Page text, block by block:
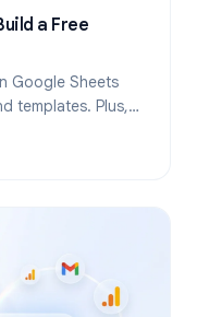
a Free
Google Sheets
templates. Plus,
a Free Project